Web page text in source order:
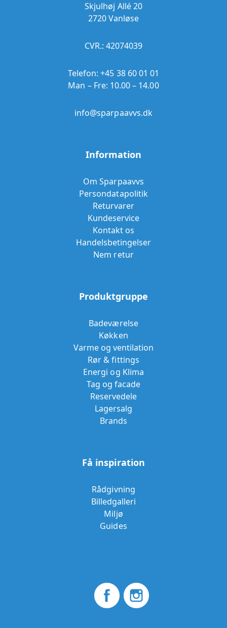
Skjulhøj Allé 20
2720 Vanløse
CVR.: 42074039
Telefon:+45 38 60 01 01
Man – Fre: 10.00 – 14.00
info@sparpaavvs.dk
Information
Om Sparpaavvs
Persondatapolitik
Returvarer
Kundeservice
Kontakt os
Handelsbetingelser
Nem retur
Produktgruppe
Badeværelse
Køkken
Varme og ventilation
Rør & fittings
Energi og Klima
Tag og facade
Reservedele
Lagersalg
Brands
Få inspiration
Rådgivning
Billedgalleri
Miljø
Guides